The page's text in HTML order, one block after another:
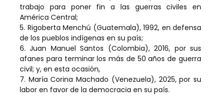
trabajo para poner fin a las guerras civiles en
América Central;
5. Rigoberta Menchú (Guatemala), 1992, en defensa
de los pueblos indígenas en su país;
6. Juan Manuel Santos (Colombia), 2016, por sus
afanes para terminar los más de 50 años de guerra
civil; y, en esta ocasión,
7. María Corina Machado (Venezuela), 2025, por su
labor en favor de la democracia en su país.